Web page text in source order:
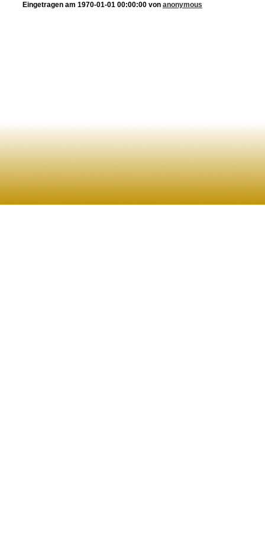
Eingetragen am 1970-01-01 00:00:00 von anonymous